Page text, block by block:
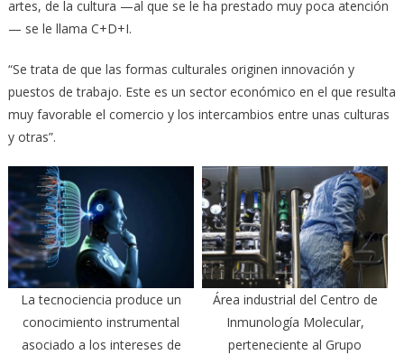
artes, de la cultura —al que se le ha prestado muy poca atención
— se le llama C+D+I.
“Se trata de que las formas culturales originen innovación y
puestos de trabajo. Este es un sector económico en el que resulta
muy favorable el comercio y los intercambios entre unas culturas
y otras”.
La tecnociencia produce un
conocimiento instrumental
asociado a los intereses de
Área industrial del Centro de
Inmunología Molecular,
perteneciente al Grupo